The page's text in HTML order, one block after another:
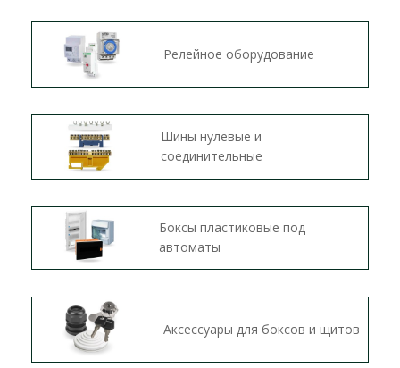
Релейное оборудование
Шины нулевые и
соединительные
Боксы пластиковые под
автоматы
Аксессуары для боксов и щитов